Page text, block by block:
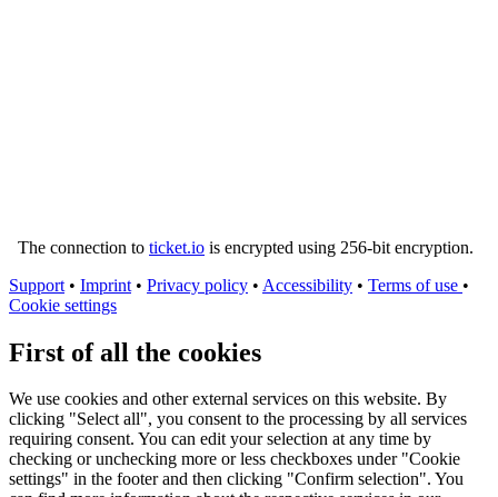
The connection to ticket.io is encrypted using 256-bit encryption.
Support • Imprint • Privacy policy • Accessibility • Terms of use •
Cookie settings
First of all the cookies
We use cookies and other external services on this website. By
clicking "Select all", you consent to the processing by all services
requiring consent. You can edit your selection at any time by
checking or unchecking more or less checkboxes under "Cookie
settings" in the footer and then clicking "Confirm selection". You